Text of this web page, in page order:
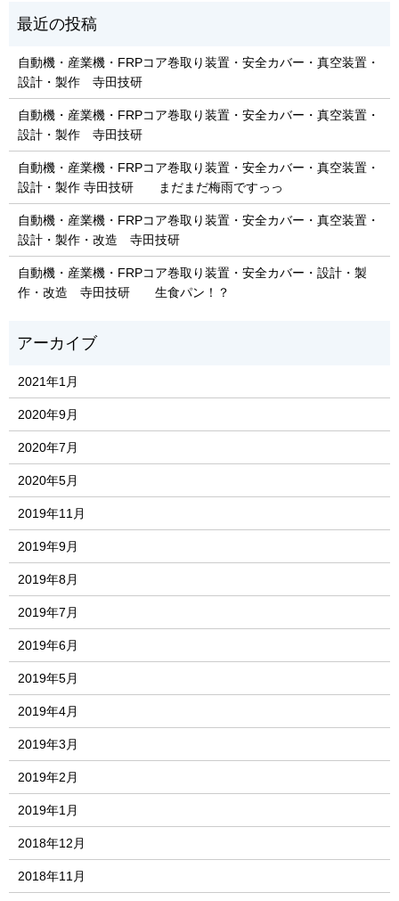
自動機・産業機・FRPコア巻取り装置・安全カバー・真空装置・
設計・製作 寺田技研
自動機・産業機・FRPコア巻取り装置・安全カバー・真空装置・
設計・製作 寺田技研
自動機・産業機・FRPコア巻取り装置・安全カバー・真空装置・
設計・製作 寺田技研 まだまだ梅雨ですっっ
自動機・産業機・FRPコア巻取り装置・安全カバー・真空装置・
設計・製作・改造 寺田技研
自動機・産業機・FRPコア巻取り装置・安全カバー・設計・製
作・改造 寺田技研 生食パン！？
2021年1月
2020年9月
2020年7月
2020年5月
2019年11月
2019年9月
2019年8月
2019年7月
2019年6月
2019年5月
2019年4月
2019年3月
2019年2月
2019年1月
2018年12月
2018年11月